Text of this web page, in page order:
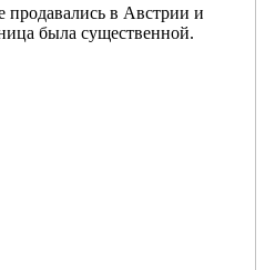
продавались в Австрии и
была существенной.